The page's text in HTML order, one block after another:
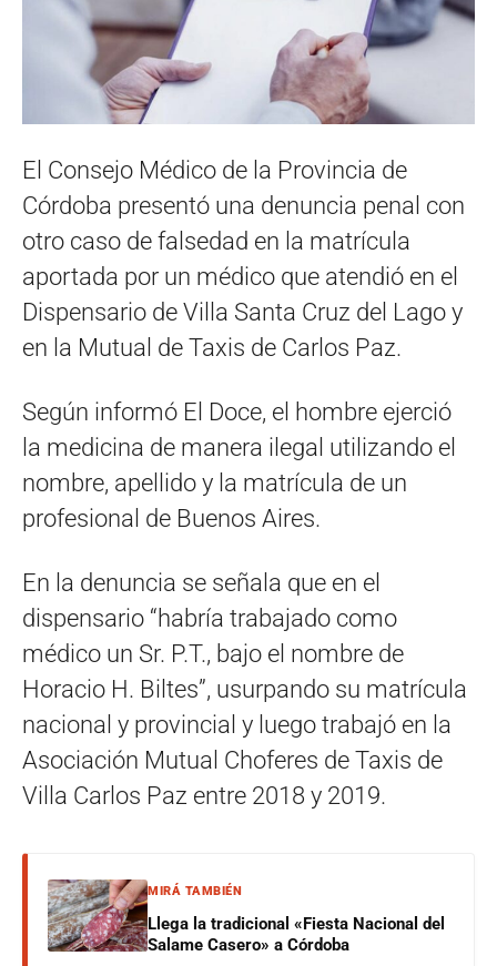
El Consejo Médico de la Provincia de
Córdoba presentó una denuncia penal con
otro caso de falsedad en la matrícula
aportada por un médico que atendió en el
Dispensario de Villa Santa Cruz del Lago y
en la Mutual de Taxis de Carlos Paz.
Según informó El Doce, el hombre ejerció
la medicina de manera ilegal utilizando el
nombre, apellido y la matrícula de un
profesional de Buenos Aires.
En la denuncia se señala que en el
dispensario “habría trabajado como
médico un Sr. P.T., bajo el nombre de
Horacio H. Biltes”, usurpando su matrícula
nacional y provincial y luego trabajó en la
Asociación Mutual Choferes de Taxis de
Villa Carlos Paz entre 2018 y 2019.
MIRÁ TAMBIÉN
Llega la tradicional «Fiesta Nacional del
Salame Casero» a Córdoba